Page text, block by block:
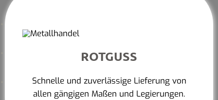
ROTGUSS
Schnelle und zuverlässige Lieferung von
allen gängigen Maßen und Legierungen.